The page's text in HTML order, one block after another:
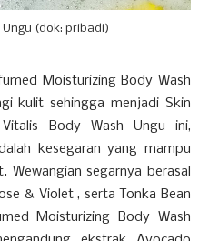
(dok: pribadi)
Moisturizing Body Wash
kulit sehingga menjadi Skin
Body Wash Ungu ini,
kesegaran yang mampu
Wewangian segarnya berasal
& Violet , serta Tonka Bean
Moisturizing Body Wash